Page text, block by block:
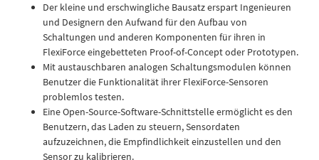
Der kleine und erschwingliche Bausatz erspart Ingenieuren
und Designern den Aufwand für den Aufbau von
Schaltungen und anderen Komponenten für ihren in
FlexiForce eingebetteten Proof-of-Concept oder Prototypen.
Mit austauschbaren analogen Schaltungsmodulen können
Benutzer die Funktionalität ihrer FlexiForce-Sensoren
problemlos testen.
Eine Open-Source-Software-Schnittstelle ermöglicht es den
Benutzern, das Laden zu steuern, Sensordaten
aufzuzeichnen, die Empfindlichkeit einzustellen und den
Sensor zu kalibrieren.